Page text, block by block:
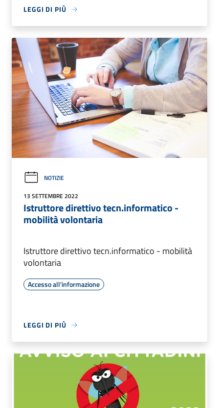
LEGGI DI PIÙ
NOTIZIE
13 SETTEMBRE 2022
Istruttore direttivo tecn.informatico -
mobilità volontaria
Istruttore direttivo tecn.informatico - mobilità
volontaria
Accesso all'informazione
LEGGI DI PIÙ